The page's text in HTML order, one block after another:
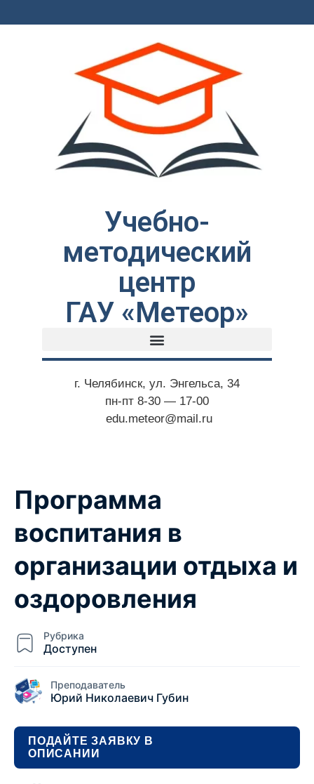
Учебно-
методический
центр
ГАУ «Метеор»
г. Челябинск, ул. Энгельса, 34
пн-пт 8-30 — 17-00
edu.meteor@mail.ru
Рубрика
Доступен
Преподаватель
Юрий Николаевич Губин
Программа
воспитания в
организации отдыха и
оздоровления
ПОДАЙТЕ ЗАЯВКУ В
ОПИСАНИИ